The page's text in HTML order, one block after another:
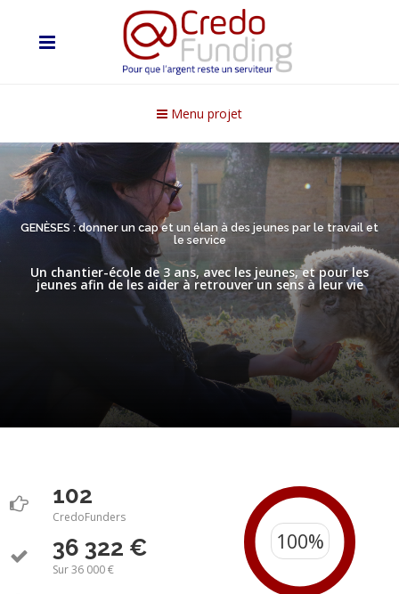
Menu projet
GENÈSES : donner un cap et un élan à des jeunes par le travail et
le service
Un chantier-école de 3 ans, avec les jeunes, et pour les
jeunes afin de les aider à retrouver un sens à leur vie
102
CredoFunders
36 322 €
Sur 36 000 €